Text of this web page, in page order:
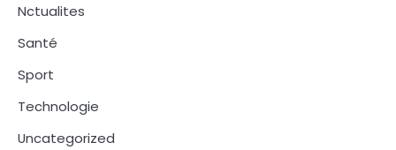
Nctualites
Santé
Sport
Technologie
Uncategorized